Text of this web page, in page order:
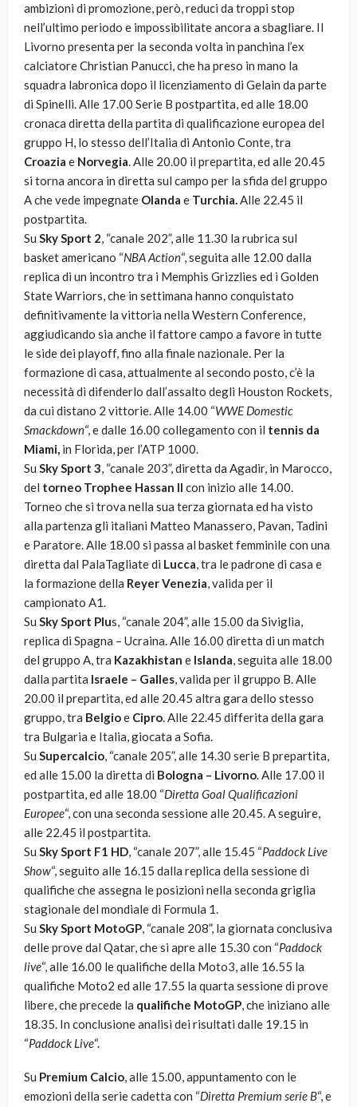
ambizioni di promozione, però, reduci da troppi stop
nell’ultimo periodo e impossibilitate ancora a sbagliare. Il
Livorno presenta per la seconda volta in panchina l’ex
calciatore Christian Panucci, che ha preso in mano la
squadra labronica dopo il licenziamento di Gelain da parte
di Spinelli. Alle 17.00 Serie B postpartita, ed alle 18.00
cronaca diretta della partita di qualificazione europea del
gruppo H, lo stesso dell’Italia di Antonio Conte, tra
Croazia e Norvegia. Alle 20.00 il prepartita, ed alle 20.45
si torna ancora in diretta sul campo per la sfida del gruppo
A che vede impegnate Olanda e Turchia.Alle 22.45 il
postpartita.
Su Sky Sport 2, “canale 202”, alle 11.30 la rubrica sul
basket americano “NBA Action“, seguita alle 12.00 dalla
replica di un incontro tra i Memphis Grizzlies ed i Golden
State Warriors, che in settimana hanno conquistato
definitivamente la vittoria nella Western Conference,
aggiudicando sia anche il fattore campo a favore in tutte
le side dei playoff, fino alla finale nazionale. Per la
formazione di casa, attualmente al secondo posto, c’è la
necessità di difenderlo dall’assalto degli Houston Rockets,
da cui distano 2 vittorie. Alle 14.00 “WWE Domestic
Smackdown“, e dalle 16.00 collegamento con il tennis da
Miami, in Florida, per l’ATP 1000.
Su Sky Sport 3, “canale 203”, diretta da Agadir, in Marocco,
del torneo Trophee Hassan II con inizio alle 14.00.
Torneo che si trova nella sua terza giornata ed ha visto
alla partenza gli italiani Matteo Manassero, Pavan, Tadini
e Paratore. Alle 18.00 si passa al basket femminile con una
diretta dal PalaTagliate di Lucca, tra le padrone di casa e
la formazione della Reyer Venezia, valida per il
campionato A1.
Su Sky Sport Plus, “canale 204”, alle 15.00 da Siviglia,
replica di Spagna – Ucraina. Alle 16.00 diretta di un match
del gruppo A, tra Kazakhistan e Islanda, seguita alle 18.00
dalla partita Israele – Galles, valida per il gruppo B. Alle
20.00 il prepartita, ed alle 20.45 altra gara dello stesso
gruppo, tra Belgioe Cipro. Alle 22.45 differita della gara
tra Bulgaria e Italia, giocata a Sofia.
Su Supercalcio, “canale 205”, alle 14.30 serie B prepartita,
ed alle 15.00 la diretta di Bologna – Livorno. Alle 17.00 il
postpartita, ed alle 18.00 “Diretta Goal Qualificazioni
Europee“, con una seconda sessione alle 20.45. A seguire,
alle 22.45 il postpartita.
Su Sky Sport F1 HD, “canale 207”, alle 15.45 “Paddock Live
Show“, seguito alle 16.15 dalla replica della sessione di
qualifiche che assegna le posizioni nella seconda griglia
stagionale del mondiale di Formula 1.
Su Sky Sport MotoGP, “canale 208”, la giornata conclusiva
delle prove dal Qatar, che si apre alle 15.30 con “Paddock
live“, alle 16.00 le qualifiche della Moto3, alle 16.55 la
qualifiche Moto2 ed alle 17.55 la quarta sessione di prove
libere, che precede la qualifiche MotoGP, che iniziano alle
18.35. In conclusione analisi dei risultati dalle 19.15 in
“Paddock Live“.
Su Premium Calcio, alle 15.00, appuntamento con le
emozioni della serie cadetta con “Diretta Premium serie B“, e